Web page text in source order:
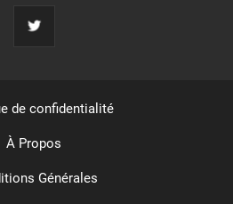
de confidentialité
À Propos
Générales